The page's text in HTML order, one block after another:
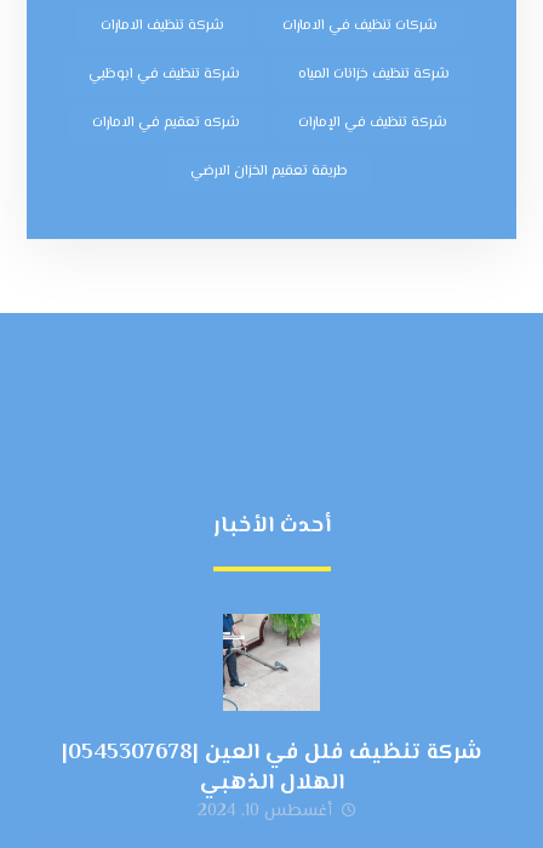
شركات تنظيف في الامارات شركة تنظيف الامارات
شركة تنظيف خزانات المياه شركة تنظيف في ابوظبي
شركة تنظيف في الإمارات شركه تعقيم في الامارات
طريقة تعقيم الخزان الارضي
أحدث الأخبار
شركة تنظيف فلل في العين |0545307678|
الهلال الذهبي
أغسطس 10, 2024